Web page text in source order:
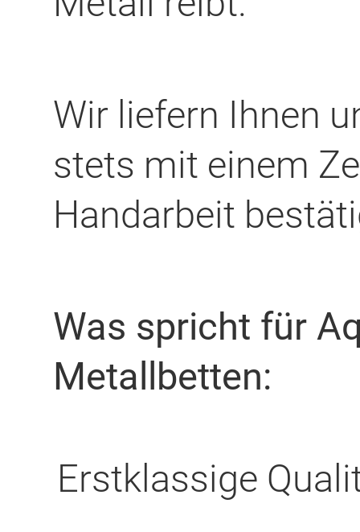
Wir liefern Ihnen
stets mit einem
Handarbeit
Was spricht für
Metallbetten:
Erstklassige